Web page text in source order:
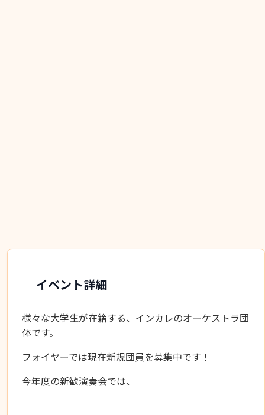
イベント詳細
様々な大学生が在籍する、インカレのオーケストラ団
体です。
フォイヤーでは現在新規団員を募集中です！
今年度の新歓演奏会では、